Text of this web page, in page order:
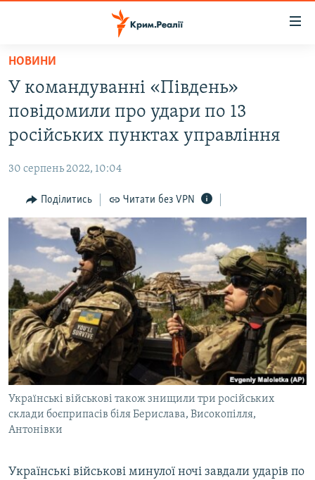
Перейти
основного
матеріалу
Перейти
до
основної
навігації
Перейти
до
пошуку
ВОДА.КРИМ
ВІДЕО ТА ФОТО
БЛОГИ
ПОГЛЯД
ІНТЕРВ'Ю
ВСЕ ЗА ДЕНЬ
СПЕЦПРОЕКТИ
ДЕПОРТАЦІЯ
ВІДЕОУРОКИ «ELIFBE»
СВІДЧЕННЯ ОКУПАЦІЇ
УКРАЇНСЬКА ПРОБЛЕМА КРИМУ
ІНФОГРАФІКА
ЯК ОБІЙТИ БЛОКУВАННЯ
Русский
Qırımtatar
ДОЛУЧАЙСЯ!
Усі сайти RFE/RL
НОВИНИ
У командуванні «Південь»
повідомили про удари по 13
російських пунктах управління
30 серпень 2022, 10:04
Поділитись Читати без VPN
Українські військові також знищили три російських
склади боєприпасів біля Берислава, Високопілля,
Антонівки
Українські військові минулої ночі завдали ударів по